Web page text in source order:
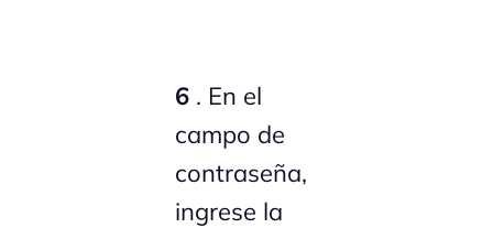
6 . En el
campo de
contraseña,
ingrese la